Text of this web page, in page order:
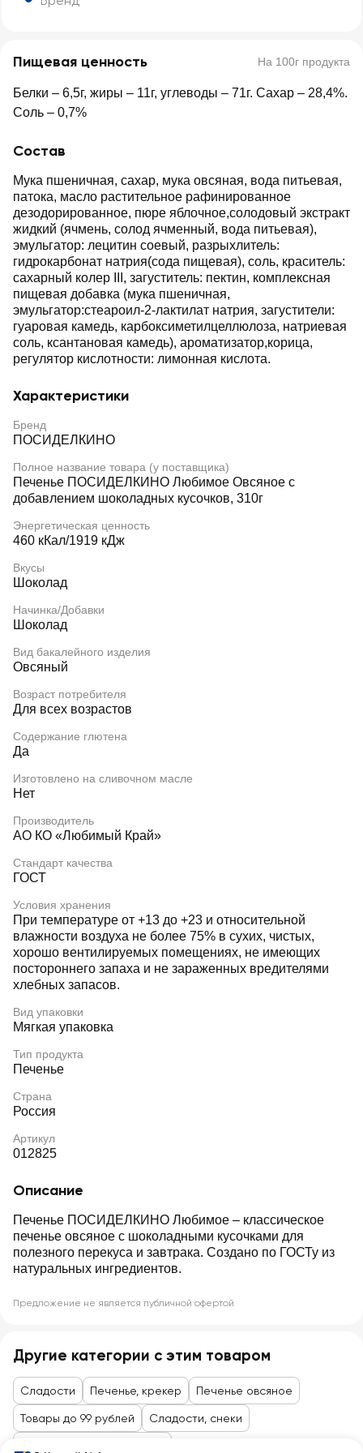
Пищевая ценность На 100г продукта
Белки – 6,5г, жиры – 11г, углеводы – 71г. Сахар – 28,4%.
Соль – 0,7%
Состав
Мука пшеничная, сахар, мука овсяная, вода питьевая,
патока, масло растительное рафинированное
дезодорированное, пюре яблочное,солодовый экстракт
жидкий (ячмень, солод ячменный, вода питьевая),
эмульгатор: лецитин соевый, разрыхлитель:
гидрокарбонат натрия(сода пищевая), соль, краситель:
сахарный колер III, загуститель: пектин, комплексная
пищевая добавка (мука пшеничная,
эмульгатор:стеароил-2-лактилат натрия, загустители:
гуаровая камедь, карбоксиметилцеллюлоза, натриевая
соль, ксантановая камедь), ароматизатор,корица,
регулятор кислотности: лимонная кислота.
Характеристики
Бренд
ПОСИДЕЛКИНО
Полное название товара (у поставщика)
Печенье ПОСИДЕЛКИНО Любимое Овсяное с
добавлением шоколадных кусочков, 310г
Энергетическая ценность
460 кКал/1919 кДж
Вкусы
Шоколад
Начинка/Добавки
Шоколад
Вид бакалейного изделия
Овсяный
Возраст потребителя
Для всех возрастов
Содержание глютена
Да
Изготовлено на сливочном масле
Нет
Производитель
АО КО «Любимый Край»
Стандарт качества
ГОСТ
Условия хранения
При температуре от +13 до +23 и относительной
влажности воздуха не более 75% в сухих, чистых,
хорошо вентилируемых помещениях, не имеющих
постороннего запаха и не зараженных вредителями
хлебных запасов.
Вид упаковки
Мягкая упаковка
Тип продукта
Печенье
Страна
Россия
Артикул
012825
Описание
Печенье ПОСИДЕЛКИНО Любимое – классическое
печенье овсяное с шоколадными кусочками для
полезного перекуса и завтрака. Создано по ГОСТу из
натуральных ингредиентов.
Предложение не является публичной офертой
Другие категории с этим товаром
Сладости Печенье, крекер Печенье овсяное
Товары до 99 рублей Сладости, снеки